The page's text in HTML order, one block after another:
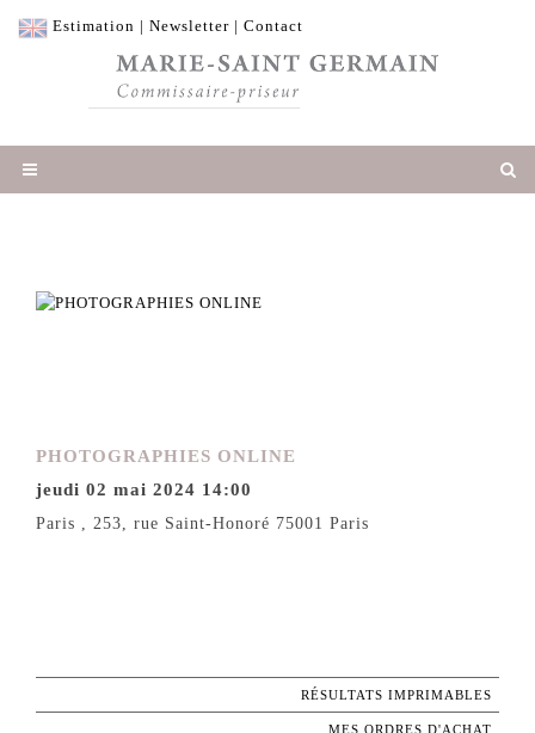
Estimation | Newsletter | Contact
PHOTOGRAPHIES ONLINE
jeudi 02 mai 2024 14:00
Paris , 253, rue Saint-Honoré 75001 Paris
RÉSULTATS IMPRIMABLES
MES ORDRES D'ACHAT